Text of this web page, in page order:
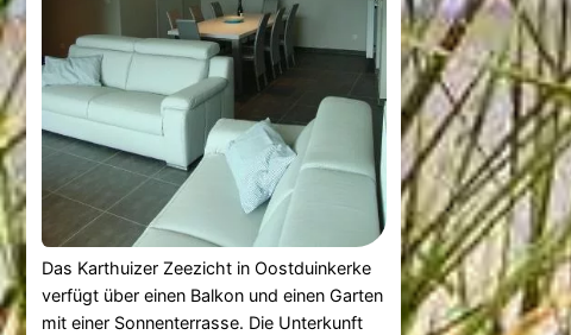
Das Karthuizer Zeezicht in Oostduinkerke
verfügt über einen Balkon und einen Garten
mit einer Sonnenterrasse. Die Unterkunft